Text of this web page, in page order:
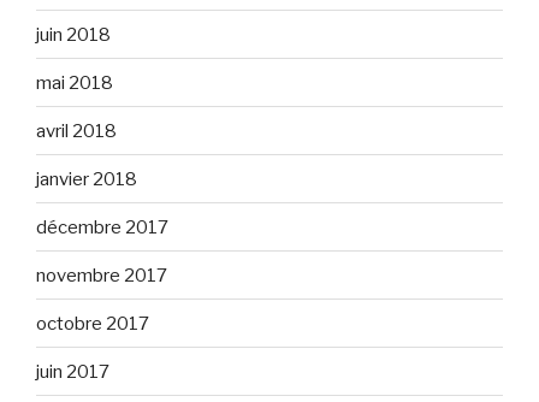
juin 2018
mai 2018
avril 2018
janvier 2018
décembre 2017
novembre 2017
octobre 2017
juin 2017